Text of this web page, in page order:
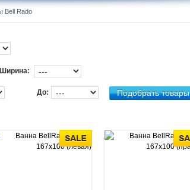
Bell Rado
Ширина:
До: